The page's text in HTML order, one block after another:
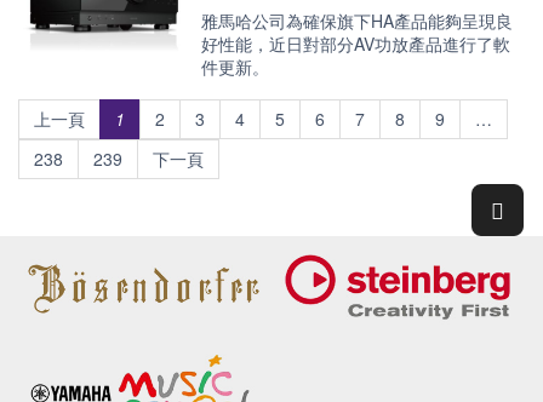
雅馬哈公司為確保旗下HA產品能夠呈現良
好性能，近日對部分AV功放產品進行了軟
件更新。
上一頁 1 2 3 4 5 6 7 8 9
…
238
239 下一頁